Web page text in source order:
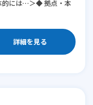
的には…＞◆ 拠点・本
詳細を見る